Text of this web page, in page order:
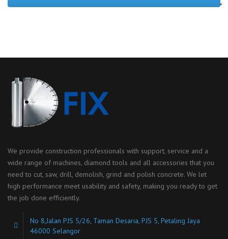
We provide construction professionals with support, service and a
wide range of machines, diamond tools and all accessories that you
need to cut, saw, drill, demolish, grind and polish concrete. We let
high performance meet usability and safety, making you ready to get
the job done efficiently.
No 8,Jalan PJS 5/26, Taman Desaria, PJS 5, Petaling Jaya
46000 Selangor